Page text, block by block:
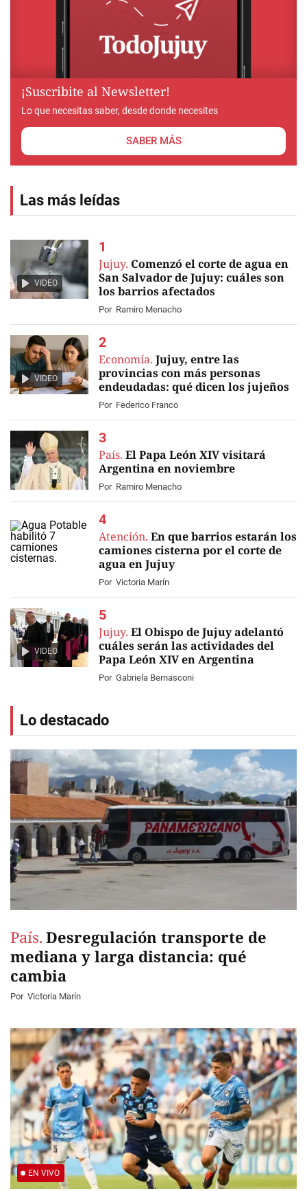
¡Suscribite al Newsletter!
Lo que necesitas saber, desde donde necesites
SABER MÁS
Las más leídas
VIDEO
Jujuy. Comenzó el corte de agua en
San Salvador de Jujuy: cuáles son
los barrios afectados
Por Ramiro Menacho
VIDEO
Economía. Jujuy, entre las
provincias con más personas
endeudadas: qué dicen los jujeños
Por Federico Franco
País. El Papa León XIV visitará
Argentina en noviembre
Por Ramiro Menacho
Atención. En que barrios estarán los
camiones cisterna por el corte de
agua en Jujuy
Por Victoria Marín
VIDEO
Jujuy. El Obispo de Jujuy adelantó
cuáles serán las actividades del
Papa León XIV en Argentina
Por Gabriela Bernasconi
Lo destacado
País. Desregulación transporte de
mediana y larga distancia: qué
cambia
Por Victoria Marín
EN VIVO